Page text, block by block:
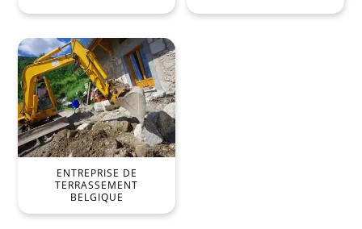
ENTREPRISE DE
TERRASSEMENT
BELGIQUE